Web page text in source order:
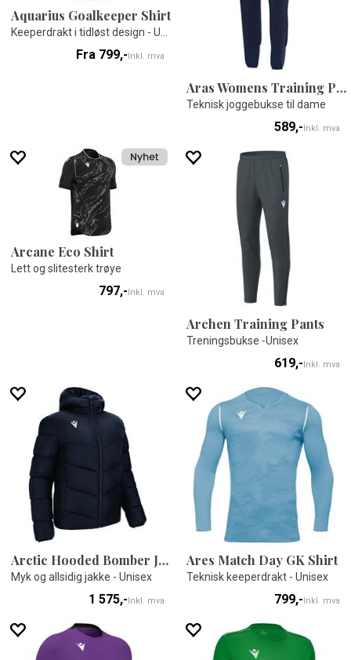
Aquarius Goalkeeper Shirt
Fra 799,-Inkl. mva
Aras Womens Training Pants
Teknisk joggebukse til dame
589,-Inkl. mva
Arcane Eco Shirt
Lett og slitesterk trøye
797,-Inkl. mva
Archen Training Pants
Treningsbukse -Unisex
619,-Inkl. mva
Arctic Hooded Bomber Jacket
Myk og allsidig jakke - Unisex
1 575,-Inkl. mva
Ares Match Day GK Shirt
Teknisk keeperdrakt - Unisex
799,-Inkl. mva